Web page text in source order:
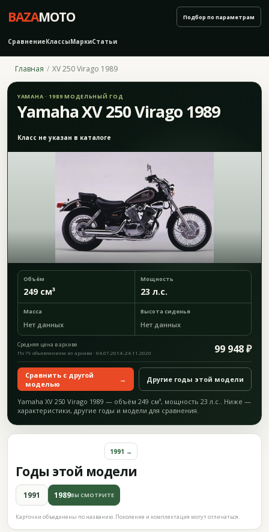
BAZAMOTO
СравнениеКлассыМаркиСтатьи
Подбор по параметрам
Главная XV 250 Virago 1989
YAMAHA · 1989 МОДЕЛЬНЫЙ ГОД
Yamaha XV 250 Virago 1989
Класс не указан в каталоге
Объём
249 см³
Мощность
23 л.с.
Масса
Нет данных
Высота сиденья
Нет данных
Средняя цена в архиве 99 948 ₽
По 79 объявлениям из архива · 04.07.2014–24.11.2020
Сравнить с другой
моделью
→ Другие годы этой модели
Yamaha XV 250 Virago 1989 — объём 249 см³, мощность 23 л.с.. Ниже —
характеристики, другие годы и модели для сравнения.
Годы этой модели
1991 →
1991 1989ВЫ СМОТРИТЕ
Карточки объединены по названию. Поколение и комплектация могут отличаться.